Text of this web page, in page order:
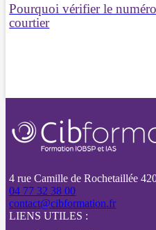
Pourquoi vérifier le
courtier
4 rue Camille de Rochetaillée
04 77 32 38 00
contact@cibformation.fr
LIENS UTILES :